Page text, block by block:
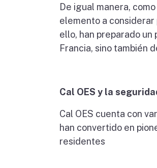
De igual manera,
elemento a
ello, han preparado un
Francia, sino también
Cal OES y la
Cal OES cuenta con
han convertido en
residentes